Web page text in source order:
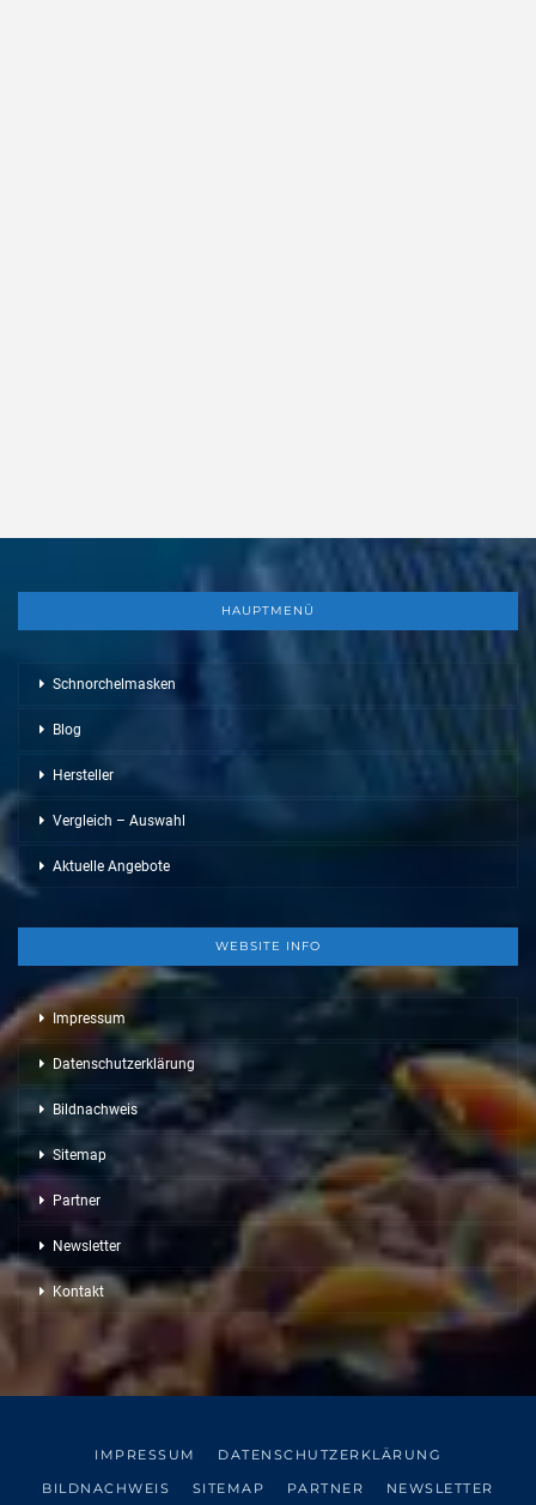
HAUPTMENÜ
Schnorchelmasken
Blog
Hersteller
Vergleich – Auswahl
Aktuelle Angebote
WEBSITE INFO
Impressum
Datenschutzerklärung
Bildnachweis
Sitemap
Partner
Newsletter
Kontakt
IMPRESSUM
DATENSCHUTZERKLÄRUNG
BILDNACHWEIS
SITEMAP PARTNER NEWSLETTER